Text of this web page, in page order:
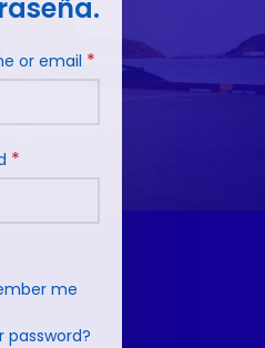
or email *
*
me
password?